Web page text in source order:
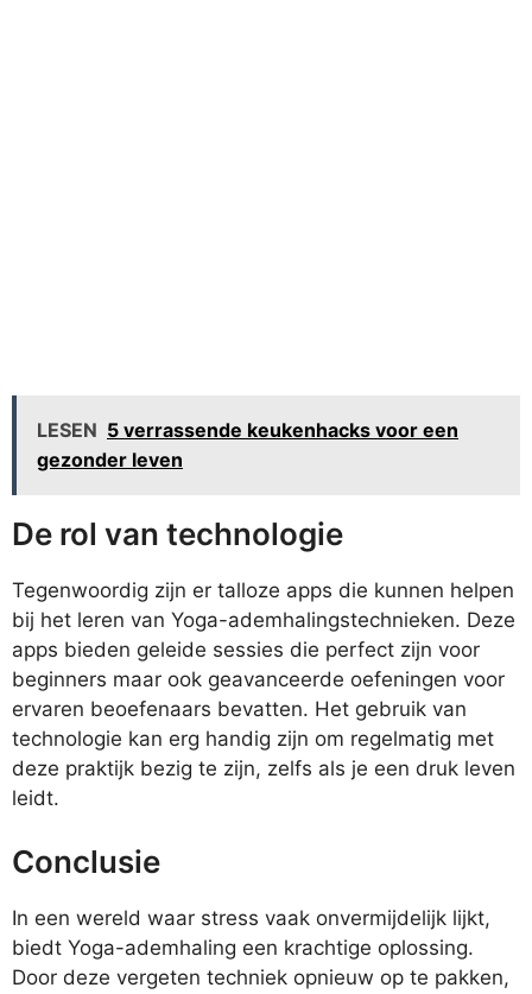
LESEN 5 verrassende keukenhacks voor een
gezonder leven
De rol van technologie
Tegenwoordig zijn er talloze apps die kunnen helpen
bij het leren van Yoga-ademhalingstechnieken. Deze
apps bieden geleide sessies die perfect zijn voor
beginners maar ook geavanceerde oefeningen voor
ervaren beoefenaars bevatten. Het gebruik van
technologie kan erg handig zijn om regelmatig met
deze praktijk bezig te zijn, zelfs als je een druk leven
leidt.
Conclusie
In een wereld waar stress vaak onvermijdelijk lijkt,
biedt Yoga-ademhaling een krachtige oplossing.
Door deze vergeten techniek opnieuw op te pakken,